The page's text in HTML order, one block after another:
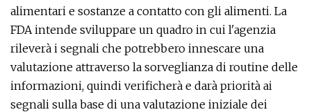
alimentari e sostanze a contatto con gli alimenti. La
FDA intende sviluppare un quadro in cui l'agenzia
rileverà i segnali che potrebbero innescare una
valutazione attraverso la sorveglianza di routine delle
informazioni, quindi verificherà e darà priorità ai
segnali sulla base di una valutazione iniziale dei